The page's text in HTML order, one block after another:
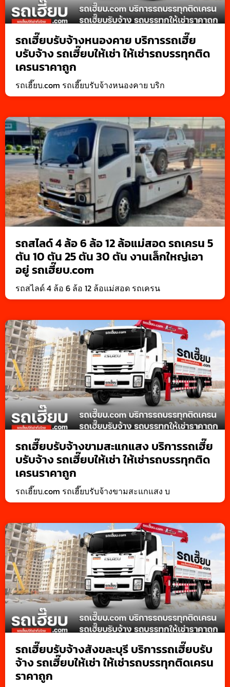
รถเฮี๊ยบรับจ้างหนองคาย บริการรถเฮี๊ย
บรับจ้าง รถเฮี๊ยบให้เช่า ให้เช่ารถบรรทุกติด
เครนราคาถูก
รถเฮี๊ยบ.com รถเฮี๊ยบรับจ้างหนองคาย บริก
รถสไลด์ 4 ล้อ 6 ล้อ 12 ล้อแม่สอด รถเครน 5
ตัน 10 ตัน 25 ตัน 30 ตัน งานเล็กใหญ่เอา
อยู่ รถเฮี๊ยบ.com
รถสไลด์ 4 ล้อ 6 ล้อ 12 ล้อแม่สอด รถเครน
รถเฮี๊ยบรับจ้างขามสะแกแสง บริการรถเฮี๊ย
บรับจ้าง รถเฮี๊ยบให้เช่า ให้เช่ารถบรรทุกติด
เครนราคาถูก
รถเฮี๊ยบ.com รถเฮี๊ยบรับจ้างขามสะแกแสง บ
รถเฮี๊ยบรับจ้างสังขละบุรี บริการรถเฮี๊ยบรับ
จ้าง รถเฮี๊ยบให้เช่า ให้เช่ารถบรรทุกติดเครน
ราคาถูก